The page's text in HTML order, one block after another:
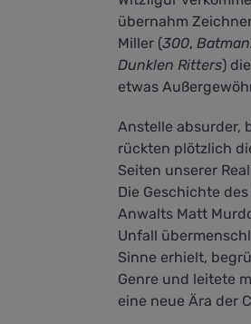
übernahm
Miller (300,
Dunklen Ritters)
etwas
Anstelle absurder,
rückten plötzlich
Seiten unserer
Die Geschichte
Anwalts Matt
Unfall
Sinne erhielt,
Genre und leitete
eine neue Ära der